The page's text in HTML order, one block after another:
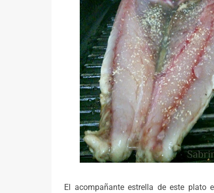
El acompañante estrella de este plato